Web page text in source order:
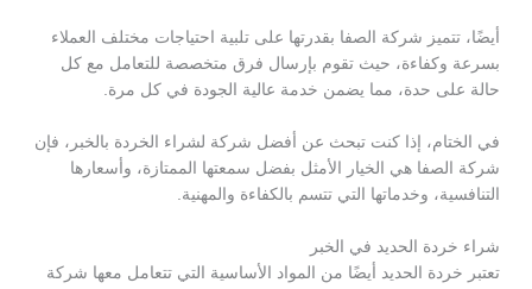
أيضًا، تتميز شركة الصفا بقدرتها على تلبية احتياجات مختلف العملاء
بسرعة وكفاءة، حيث تقوم بإرسال فرق متخصصة للتعامل مع كل
حالة على حدة، مما يضمن خدمة عالية الجودة في كل مرة.
في الختام، إذا كنت تبحث عن أفضل شركة لشراء الخردة بالخبر، فإن
شركة الصفا هي الخيار الأمثل بفضل سمعتها الممتازة، وأسعارها
التنافسية، وخدماتها التي تتسم بالكفاءة والمهنية.
شراء خردة الحديد في الخبر
تعتبر خردة الحديد أيضًا من المواد الأساسية التي تتعامل معها شركة